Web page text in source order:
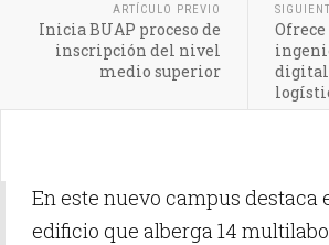
ARTÍCULO PREVIO
Inicia BUAP proceso de
inscripción del nivel
medio superior
Ofrece
digital
En este nuevo campus destaca
edificio que alberga 14